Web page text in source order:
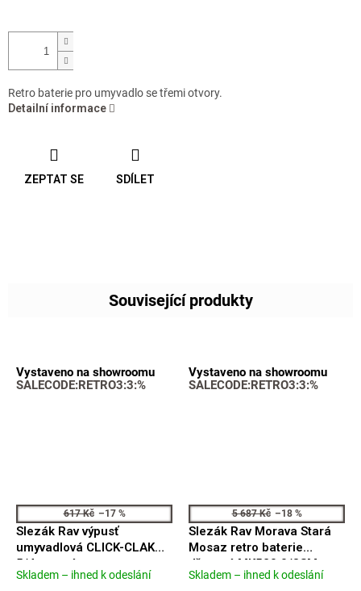
Retro baterie pro umyvadlo se třemi otvory.
Detailní informace
ZEPTAT SE SDÍLET
Související produkty
Vystaveno na showroomu
SALECODE:RETRO3:3:%
617 Kč –17 %
Slezák Rav výpusť
umyvadlová CLICK-CLAK
5/4 - stará mosaz
MD0484SM
Průměrné
Skladem – ihned k odeslání
Vystaveno na showroomu
SALECODE:RETRO3:3:%
5 687 Kč –18 %
Slezák Rav Morava Stará
Mosaz retro baterie
dřezová MK520.0/8SM
Průměrné
Skladem – ihned k odeslání